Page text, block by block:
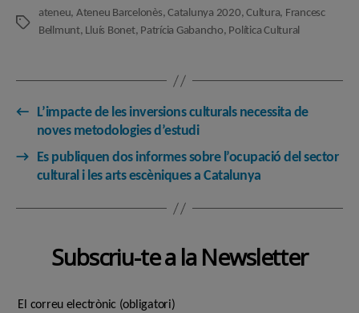
Etiquetes
ateneu, Ateneu Barcelonès,Catalunya 2020,Cultura, Francesc
Bellmunt, Lluís Bonet, Patrícia Gabancho, Política Cultural
←
L’impacte de les inversions culturals necessita de
noves metodologies d’estudi
→
Es publiquen dos informes sobre l’ocupació del sector
cultural i les arts escèniques a Catalunya
Subscriu-te a la Newsletter
El correu electrònic (obligatori)